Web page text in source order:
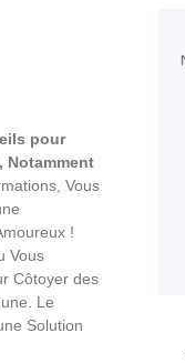
pour
Notamment
Vous
!
Vous
Côtoyer des
Le
Solution